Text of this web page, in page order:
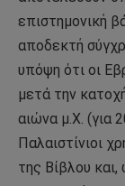
επιστημονική
αποδεκτή
υπόψη ότι οι
μετά την
αιώνα μ.Χ. (για
Παλαιστίνιοι
της Βίβλου και,